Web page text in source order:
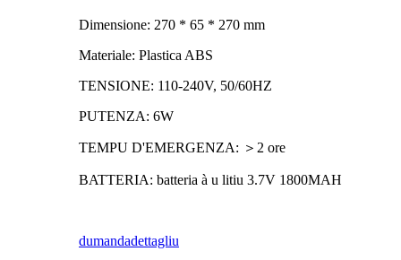
Dimensione: 270 * 65 * 270 mm
Materiale: Plastica ABS
TENSIONE: 110-240V, 50/60HZ
PUTENZA: 6W
TEMPU D'EMERGENZA: ＞2 ore
BATTERIA: batteria à u litiu 3.7V 1800MAH
dumandadettagliu